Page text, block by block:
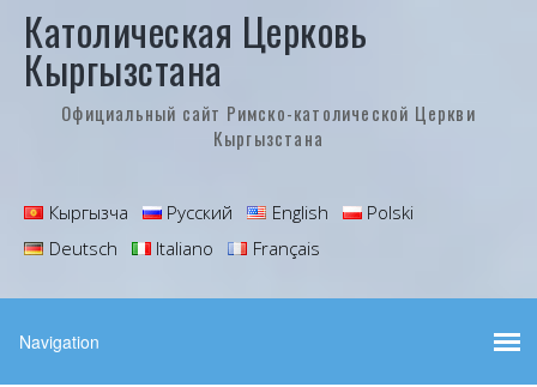
Католическая Церковь
Кыргызстана
Официальный сайт Римско-католической Церкви
Кыргызстана
Кыргызча Русский English
Polski
Deutsch
Italiano Français